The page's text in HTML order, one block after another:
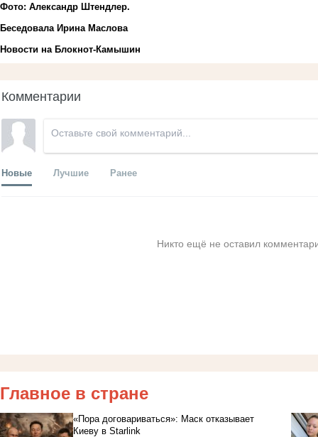
Фото: Александр Штендлер.
Беседовала Ирина Маслова
Новости на Блoкнoт-Камышин
Комментарии
Новые Лучшие Ранее
Никто ещё не оставил
Главное в стране
«Пора договариваться»: Маск отказывает
Киеву в Starlink